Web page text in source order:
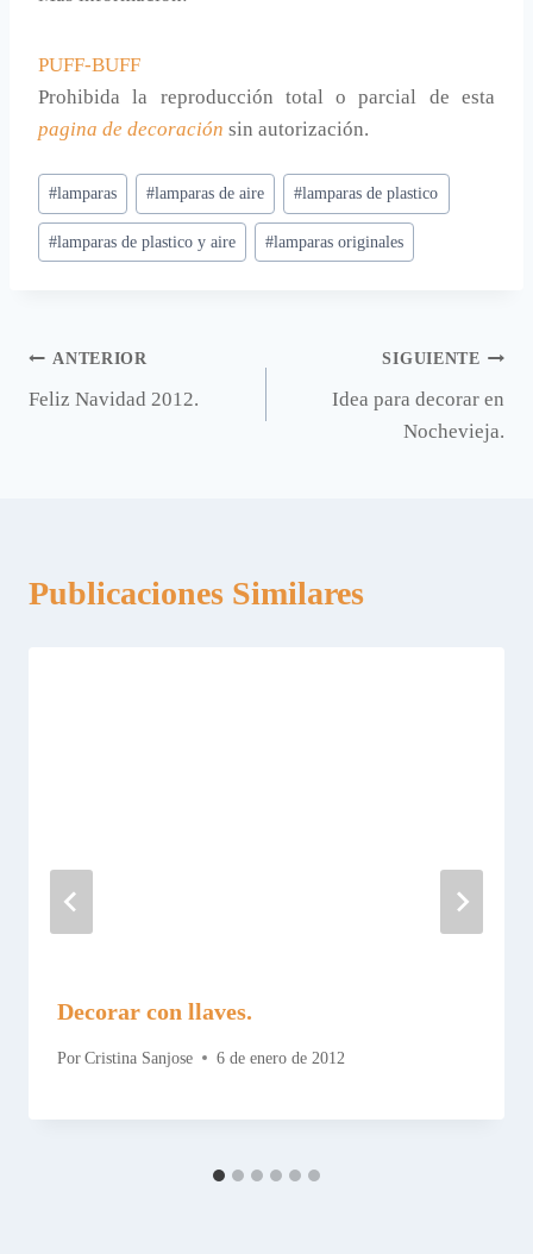
PUFF-BUFF
Prohibida la reproducción total o parcial de esta
pagina de decoración sin autorización.
Etiquetas
de
la
#lamparas #lamparas de aire #lamparas de plastico
#lamparas de plastico y aire #lamparas originales
Navegación
de
ANTERIOR
Feliz Navidad 2012.
SIGUIENTE
Idea para decorar en
Nochevieja.
Publicaciones Similares
Decorar con llaves.
Por Cristina Sanjose 6 de enero de 2012